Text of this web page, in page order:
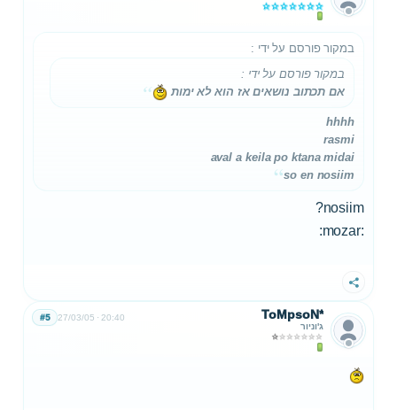
במקור פורסם על ידי :
במקור פורסם על ידי :
אם תכתוב נושאים אז הוא לא ימות
hhhh
rasmi
aval a keila po ktana midai
so en nosiim
nosiim?
:mozar:
שתף
ToMpsoN*
ג'וניור
27/03/05 20:40
#5